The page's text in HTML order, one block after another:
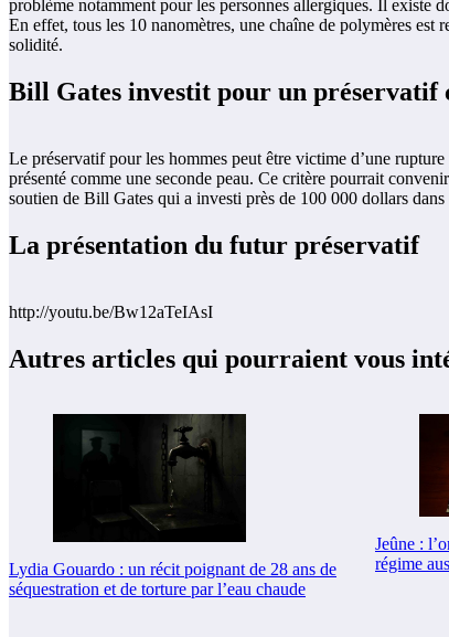
problème notamment pour les personnes allergiques. Il existe
En effet, tous les 10 nanomètres, une chaîne de polymères est
solidité.
Bill Gates investit pour un préservatif
Le préservatif pour les hommes peut être victime d’une
présenté comme une seconde peau. Ce critère pourrait
soutien de Bill Gates qui a investi près de 100 000 dollars
La présentation du futur préservatif
http://youtu.be/Bw12aTeIAsI
Autres articles qui pourraient vous
Lydia Gouardo : un récit poignant de 28 ans de
séquestration et de torture par l’eau chaude
Jeûne :
régime